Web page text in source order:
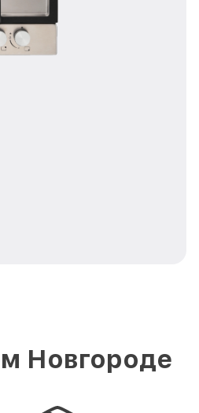
Новгороде